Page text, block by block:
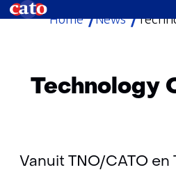
Home
News
Technology
Vanuit TNO/CATO en